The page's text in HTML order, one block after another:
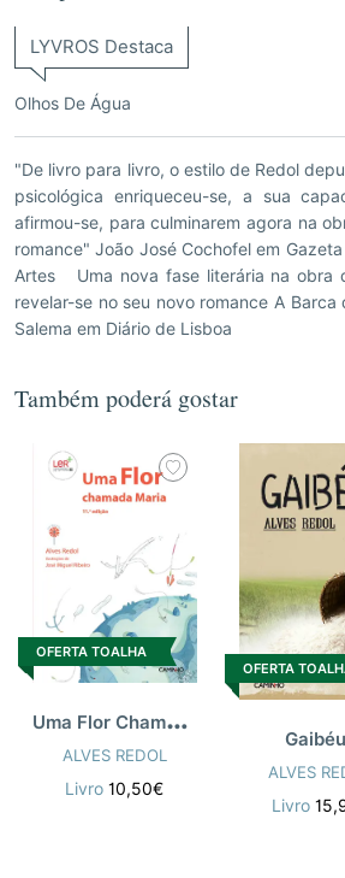
LYVROS Destaca
Olhos De Água
"De livro para livro, o estilo de Redol
psicológica enriqueceu-se, a sua
afirmou-se, para culminarem agora na
romance" João José Cochofel em
Artes Uma nova fase literária na obra
revelar-se no seu novo romance A Barca
Salema em Diário de Lisboa
Também poderá gostar
OFERTA TOALHA
U
ma Flor Chamada Maria
ALVES REDOL
Livro10,50€
OFERTA
ALVES
Livro